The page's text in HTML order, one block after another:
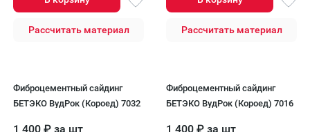
Рассчитать материал Рассчитать материал
Фиброцементный сайдинг
БЕТЭКО ВудРок (Короед) 7032
1 400 ₽ за шт
Фиброцементный сайдинг
БЕТЭКО ВудРок (Короед) 7016
1 400 ₽ за шт